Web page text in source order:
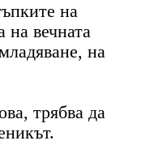
на
на вечната
на
трябва да